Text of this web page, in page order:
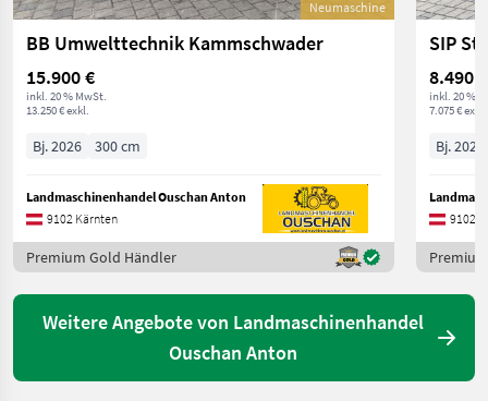
Neumaschine
BB Umwelttechnik Kammschwader
15.900 €
inkl. 20 % MwSt.
13.250 € exkl.
Bj. 2026 300 cm
Landmaschinenhandel Ouschan Anton
9102 Kärnten
Premium Gold Händler
SIP
8.490 €
inkl. 20 %
7.075 € exkl.
Bj. 2024
9102
Weitere Angebote von Landmaschinenhandel
Ouschan Anton